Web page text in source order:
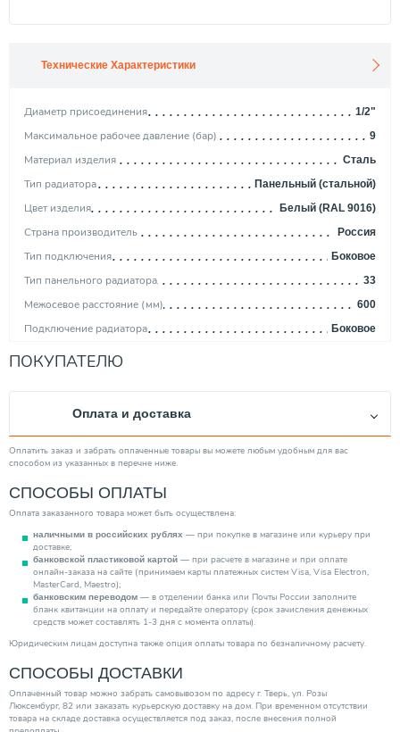
Технические Характеристики
Диаметр присоединения 1/2"
Максимальное рабочее давление (бар) 9
Материал изделия Сталь
Тип радиатора Панельный (стальной)
Цвет изделия Белый (RAL 9016)
Страна производитель Россия
Тип подключения Боковое
Тип панельного радиатора 33
Межосевое расстояние (мм) 600
Подключение радиатора Боковое
Высота (мм)
Максимальная рабочая температура (°С)
Категория
ПОКУПАТЕЛЮ
Оплата и доставка
Оплатить заказ и забрать оплаченные товары вы можете любым удобным для вас
способом из указанных в перечне ниже.
СПОСОБЫ ОПЛАТЫ
Оплата заказанного товара может быть осуществлена:
наличными в российских рублях — при покупке в магазине или курьеру при
доставке;
банковской пластиковой картой — при расчете в магазине и при оплате
онлайн-заказа на сайте (принимаем карты платежных систем Visa, Visa Electron,
MasterCard, Maestro);
банковским переводом — в отделении банка или Почты России заполните
бланк квитанции на оплату и передайте оператору (срок зачисления денежных
средств может составлять 1-3 дня с момента оплаты).
Юридическим лицам доступна также опция оплаты товара по безналичному расчету.
СПОСОБЫ ДОСТАВКИ
Оплаченный товар можно забрать самовывозом по адресу г. Тверь, ул. Розы
Люксембург, 82 или заказать курьерскую доставку на дом. При временном отсутствии
товара на складе доставка осуществляется под заказ, после внесения полной